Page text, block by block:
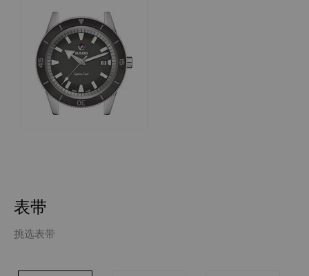
表带
挑选表带